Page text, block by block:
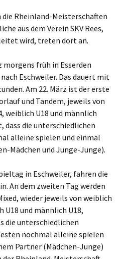
die Rheinland-Meisterschaften
aus dem Verein SKV Rees,
wird, treten dort an.
morgens früh in Esserden
Eschweiler. Das dauert mit
Am 22. März ist der erste
und Tandem, jeweils von
weiblich U18 und männlich
dass die unterschiedlichen
alleine spielen und einmal
Mädchen und Junge-Junge).
in Eschweiler, fahren die
An dem zweiten Tag werden
wieder jeweils von weiblich
U18 und männlich U18,
die unterschiedlichen
nochmal alleine spielen
Partner (Mädchen-Junge)